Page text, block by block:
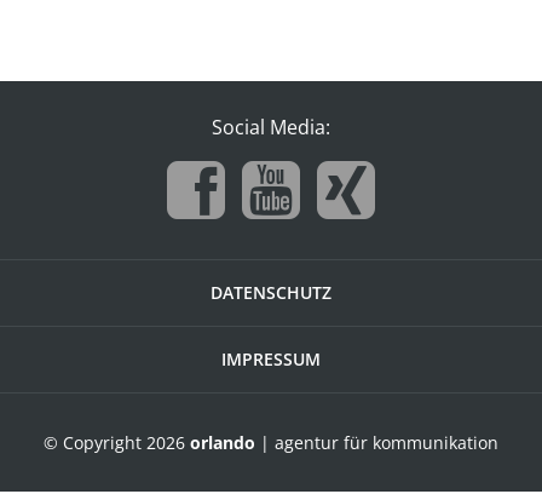
Social Media:
DATENSCHUTZ
IMPRESSUM
© Copyright 2026 orlando | agentur für kommunikation